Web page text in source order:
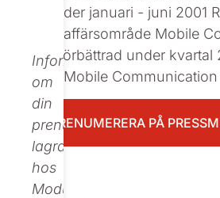
Informationen
om
din
prenumeration
lagras
hos
Modular
månader januari - juni 2001
inom affärsområde Mobile
klart förbättrad under kvartal
inom Mobile
PRENUMERERA PÅ